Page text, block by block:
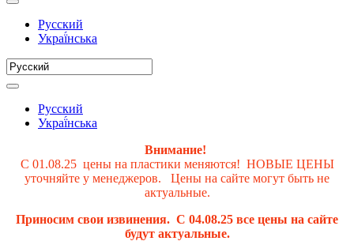
Русский
Украї́нська
Русский
Украї́нська
Внимание!
С 01.08.25 цены на пластики меняются! НОВЫЕ ЦЕНЫ
уточняйте у менеджеров. Цены на сайте могут быть не
актуальные.
Приносим свои извинения. С 04.08.25 все цены на сайте
будут актуальные.